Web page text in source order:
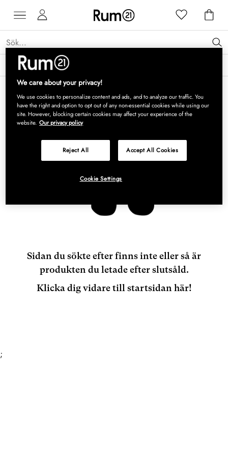
Få 15 % rabatt på Grythyttan Stålmöbler* →
Sidan du sökte efter finns inte eller så är
produkten du letade efter slutsåld.
Klicka dig vidare till startsidan här!
;
We care about your privacy!
We use cookies to personalize content and ads, and to analyze our traffic. You
have the right and option to opt out of any non-essential cookies while using our
site. However, blocking certain cookies may affect your experience of the
website. Our privacy policy
Reject All Accept All Cookies
Cookie Settings